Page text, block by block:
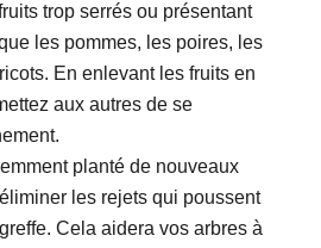
trop serrés ou présentant
les pommes, les poires, les
En enlevant les fruits en
aux autres de se
planté de nouveaux
les rejets qui poussent
Cela aidera vos arbres à